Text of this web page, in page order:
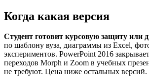
Когда какая версия
Студент готовит курсовую защиту или
по шаблону вуза, диаграммы из Excel,
экспериментов. PowerPoint 2016
переходов Morph и Zoom в учебных
не требуют. Цена ниже остальных версий.